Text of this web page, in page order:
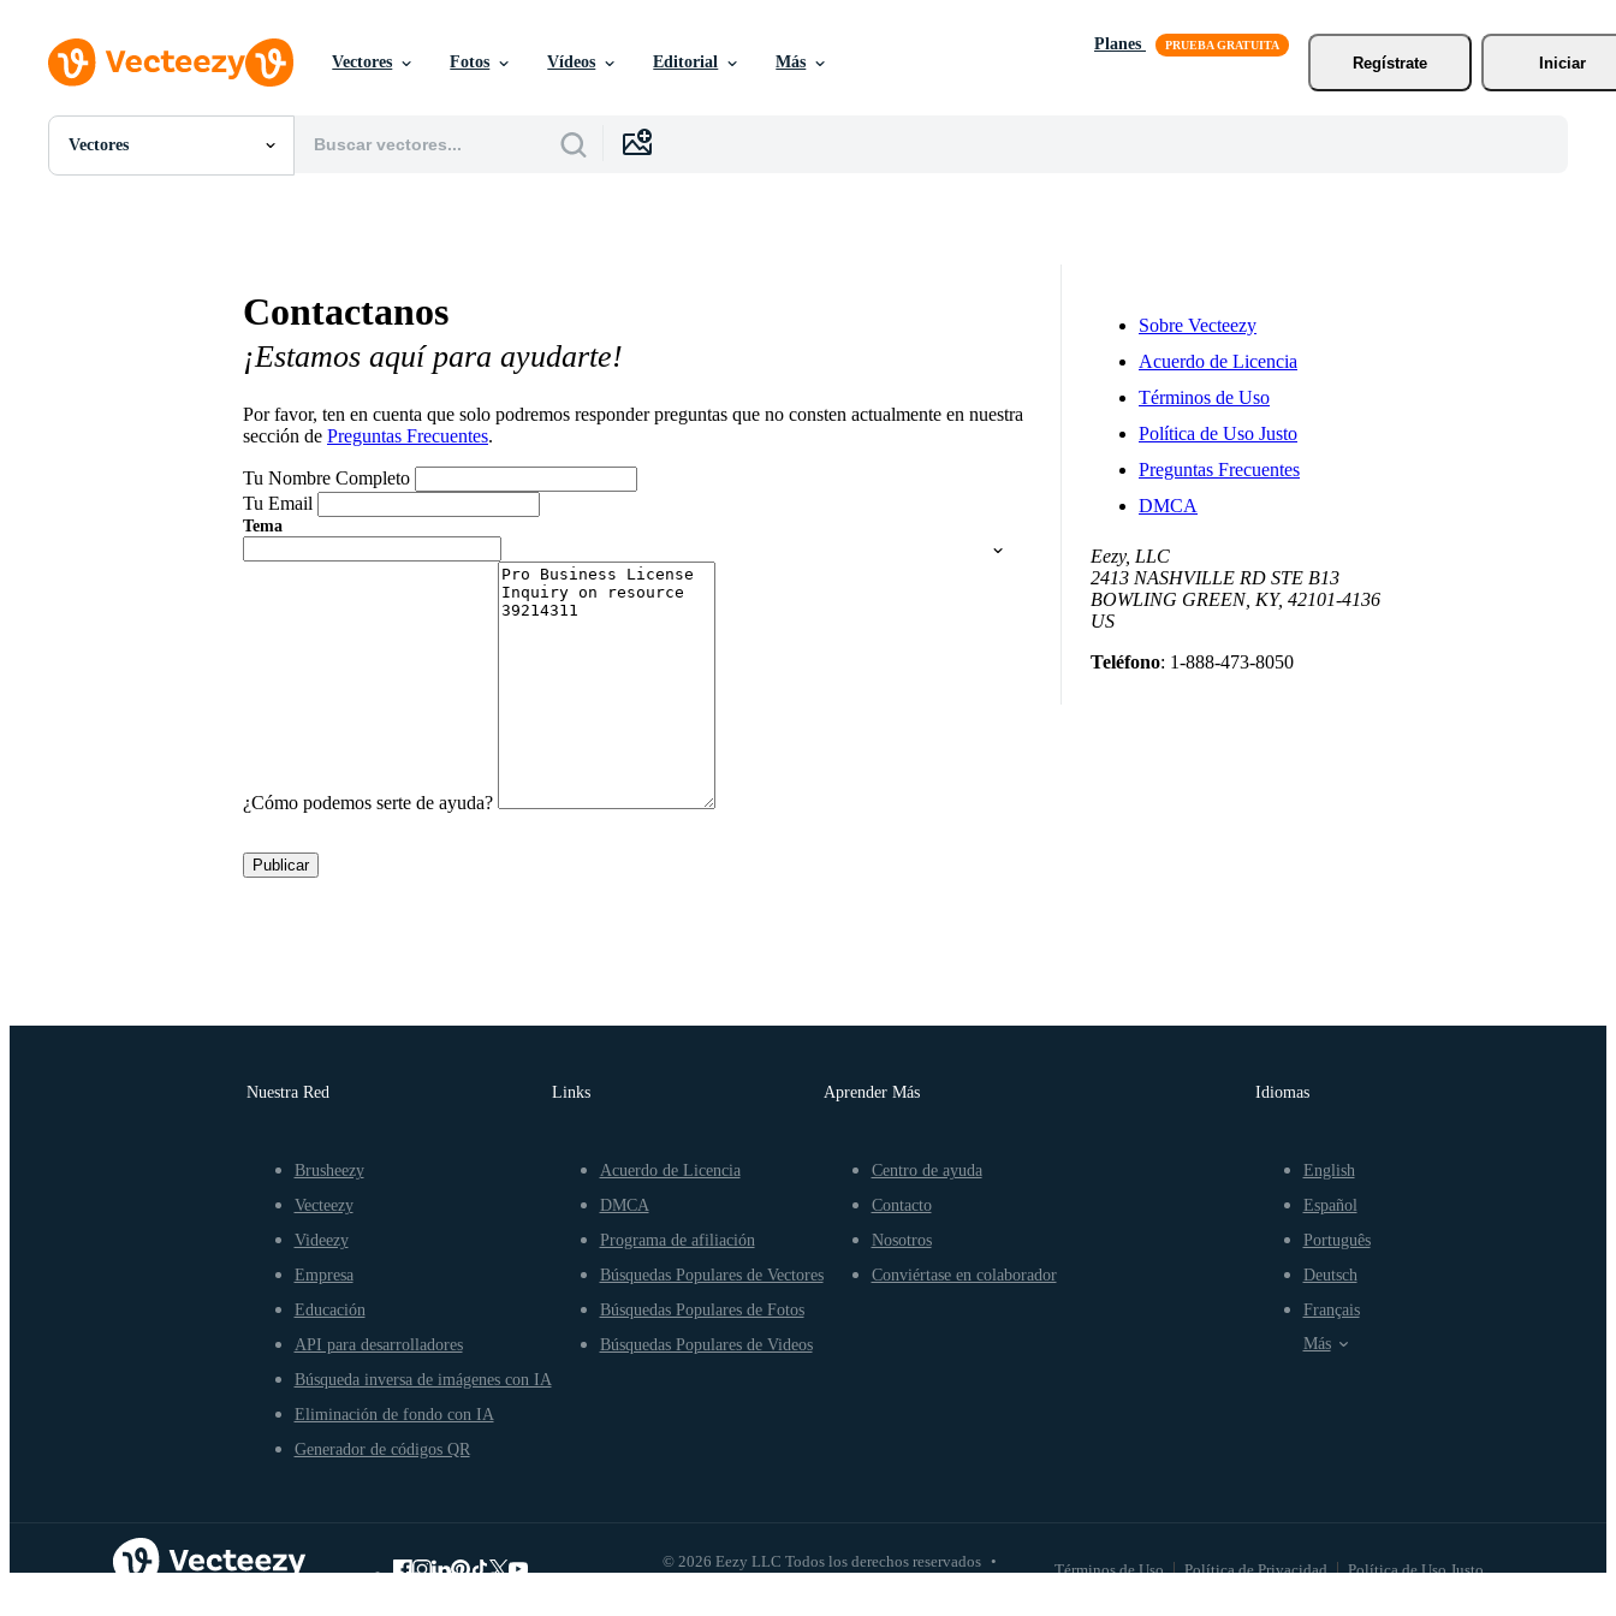
Vectores Fotos Vídeos Editorial Más
Planes
Regístrate
Iniciar
Vectores
Todas Imágenes
Gráficos en Movimiento
Contactanos
¡Estamos aquí para ayudarte!
Por favor, ten en cuenta que solo podremos responder preguntas que no consten actualmente en nuestra
sección de Preguntas Frecuentes.
Tu Nombre Completo
Tu Email
Tema
¿Cómo podemos serte de ayuda?
Publicar
Sobre Vecteezy
Acuerdo de Licencia
Términos de Uso
Política de Uso Justo
Preguntas Frecuentes
DMCA
Eezy, LLC
2413 NASHVILLE RD STE B13
BOWLING GREEN, KY, 42101-4136
US
Teléfono: 1-888-473-8050
Nuestra Red
Brusheezy
Vecteezy
Videezy
Empresa
Educación
API para desarrolladores
Búsqueda inversa de imágenes con IA
Eliminación de fondo con IA
Generador de códigos QR
Links
Acuerdo de Licencia
DMCA
Programa de afiliación
Búsquedas Populares de Vectores
Búsquedas Populares de Fotos
Búsquedas Populares de Videos
Aprender Más
Centro de ayuda
Contacto
Nosotros
Conviértase en colaborador
© 2026 Eezy LLC Todos los derechos reservados • Términos de Uso Política de Privacidad Política de Uso Justo
Idiomas
English
Español
Português
Deutsch
Français
Más